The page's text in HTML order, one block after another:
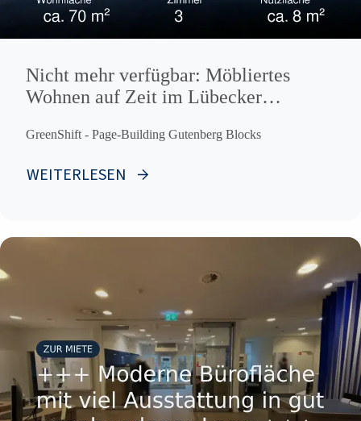
Nicht mehr verfügbar: Möbliertes
Wohnen auf Zeit im Lübecker
GreenShift - Page-Building Gutenberg Blocks
WEITERLESEN